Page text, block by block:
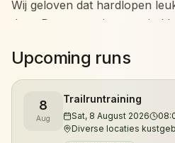
Wij geloven dat hardlopen
doet. Daarom trainen we in
niveau en werkt aan zijn
elkaar motiveren om net dat
Je kunt zowel overdag als 's
Daarnaast organiseren we
Upcoming runs
8
Aug
Trailruntraining
Sat, 8 August 2026
Diverse locaties